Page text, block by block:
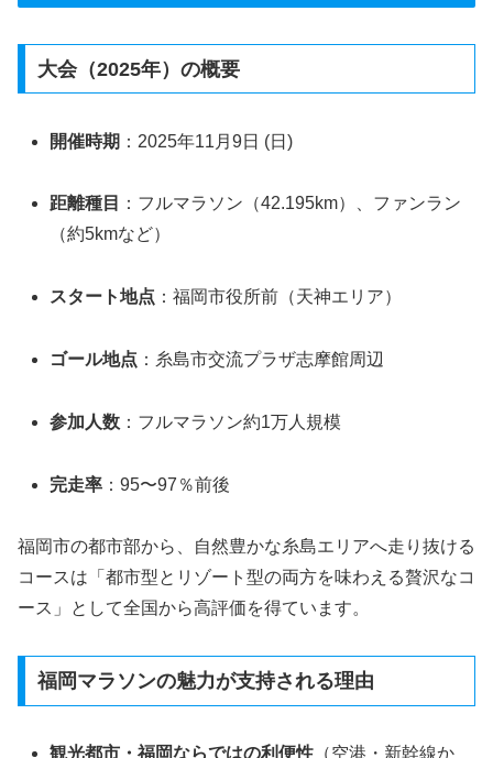
大会（2025年）の概要
開催時期 ：2025年11月9日 (日)
距離種目
：フルマラソン（42.195km）、ファンラン
（約5kmなど）
スタート地点 ：福岡市役所前（天神エリア）
ゴール地点 ：糸島市交流プラザ志摩館周辺
参加人数 ：フルマラソン約1万人規模
完走率 ：95〜97％前後
福岡市の都市部から、自然豊かな糸島エリアへ走り抜ける
コースは「都市型とリゾート型の両方を味わえる贅沢なコ
ース」として全国から高評価を得ています。
福岡マラソンの魅力が支持される理由
観光都市・福岡ならではの利便性 （空港・新幹線か